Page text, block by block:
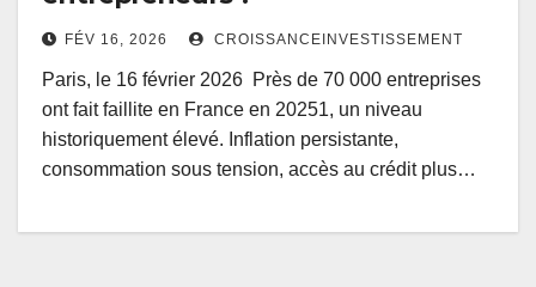
FÉV 16, 2026 CROISSANCEINVESTISSEMENT
Paris, le 16 février 2026 Près de 70 000 entreprises
ont fait faillite en France en 20251, un niveau
historiquement élevé. Inflation persistante,
consommation sous tension, accès au crédit plus…